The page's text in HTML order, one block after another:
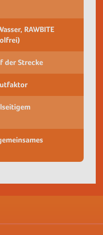
RAWBITE
der Strecke